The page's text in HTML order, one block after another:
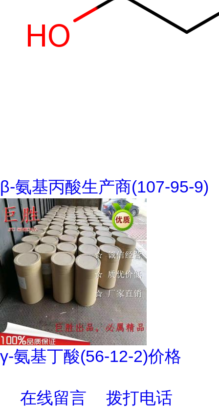
β-氨基丙酸生产商(107-95-9)
γ-氨基丁酸(56-12-2)价格
在线留言 拨打电话